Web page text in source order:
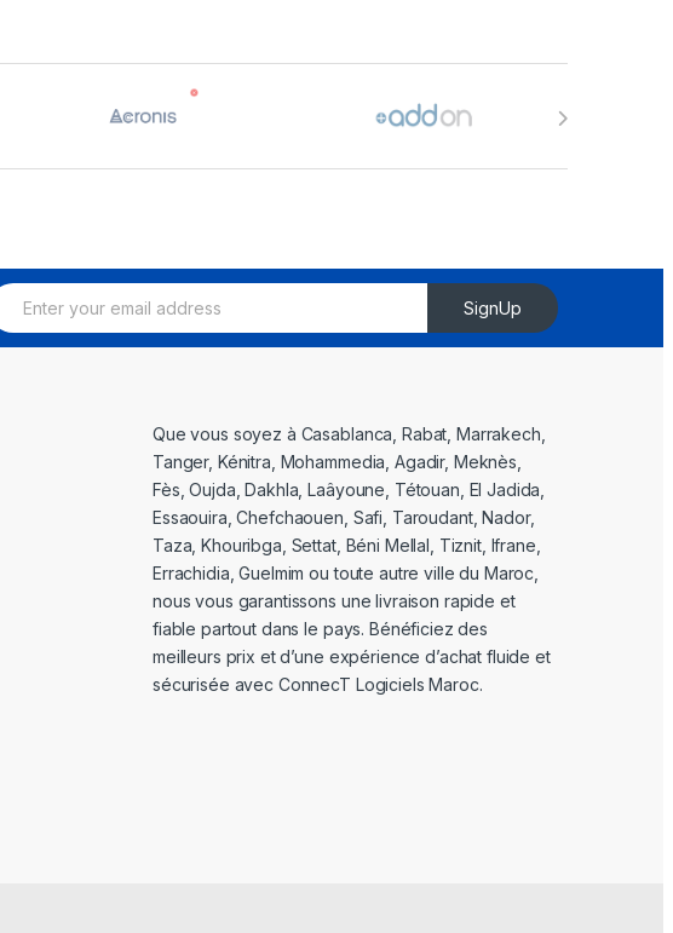
SignUp
Que vous soyez à Casablanca, Rabat, Marrakech,
Tanger, Kénitra, Mohammedia, Agadir, Meknès,
Fès, Oujda, Dakhla, Laâyoune, Tétouan, El Jadida,
Essaouira, Chefchaouen, Safi, Taroudant, Nador,
Taza, Khouribga, Settat, Béni Mellal, Tiznit, Ifrane,
Errachidia, Guelmim ou toute autre ville du Maroc,
nous vous garantissons une livraison rapide et
fiable partout dans le pays. Bénéficiez des
meilleurs prix et d’une expérience d’achat fluide et
sécurisée avec ConnecT Logiciels Maroc.